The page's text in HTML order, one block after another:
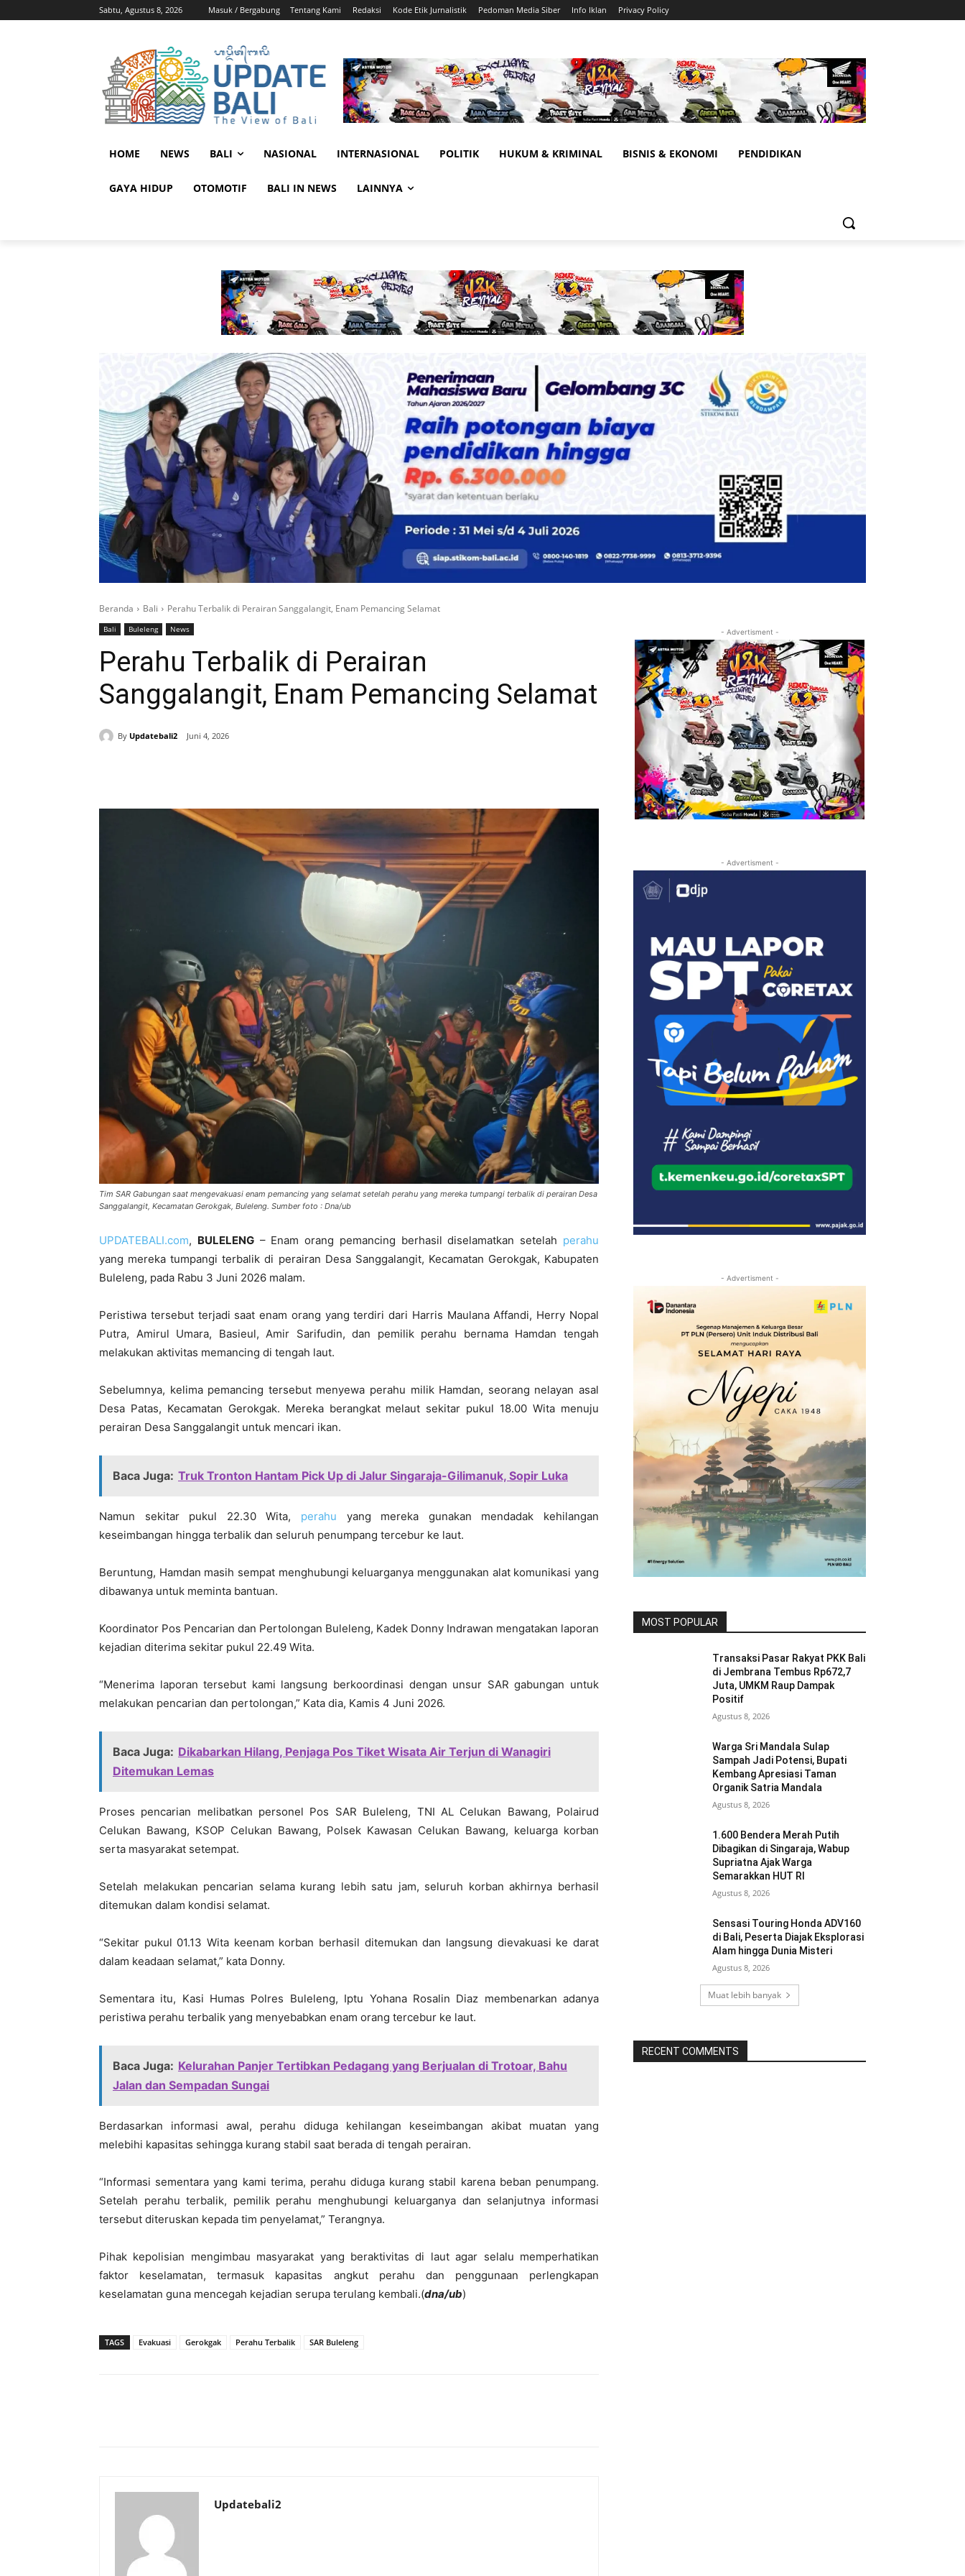
Sabtu, Agustus 8, 2026 Masuk / Bergabung Tentang Kami Redaksi Kode Etik Jurnalistik Pedoman Media Siber Info Iklan Privacy Policy
HOME NEWS BALI NASIONAL INTERNASIONAL POLITIK HUKUM & KRIMINAL BISNIS & EKONOMI PENDIDIKAN
GAYA HIDUP OTOMOTIF BALI IN NEWS LAINNYA
Beranda Bali Perahu Terbalik di Perairan Sanggalangit, Enam Pemancing Selamat
Bali Buleleng News
Perahu Terbalik di Perairan
Sanggalangit, Enam Pemancing Selamat
By Updatebali2 Juni 4, 2026
Tim SAR Gabungan saat mengevakuasi enam pemancing yang selamat setelah perahu yang mereka tumpangi terbalik di perairan Desa
Sanggalangit, Kecamatan Gerokgak, Buleleng. Sumber foto : Dna/ub
UPDATEBALI.com, BULELENG– Enam orang pemancing berhasil diselamatkan setelah perahu
yang mereka tumpangi terbalik di perairan Desa Sanggalangit, Kecamatan Gerokgak, Kabupaten
Buleleng, pada Rabu 3 Juni 2026 malam.
Peristiwa tersebut terjadi saat enam orang yang terdiri dari Harris Maulana Affandi, Herry Nopal
Putra, Amirul Umara, Basieul, Amir Sarifudin, dan pemilik perahu bernama Hamdan tengah
melakukan aktivitas memancing di tengah laut.
Sebelumnya, kelima pemancing tersebut menyewa perahu milik Hamdan, seorang nelayan asal
Desa Patas, Kecamatan Gerokgak. Mereka berangkat melaut sekitar pukul 18.00 Wita menuju
perairan Desa Sanggalangit untuk mencari ikan.
Baca Juga: Truk Tronton Hantam Pick Up di Jalur Singaraja-Gilimanuk, Sopir Luka
Namun sekitar pukul 22.30 Wita, perahu yang mereka gunakan mendadak kehilangan
keseimbangan hingga terbalik dan seluruh penumpang tercebur ke laut.
Beruntung, Hamdan masih sempat menghubungi keluarganya menggunakan alat komunikasi yang
dibawanya untuk meminta bantuan.
Koordinator Pos Pencarian dan Pertolongan Buleleng, Kadek Donny Indrawan mengatakan laporan
kejadian diterima sekitar pukul 22.49 Wita.
“Menerima laporan tersebut kami langsung berkoordinasi dengan unsur SAR gabungan untuk
melakukan pencarian dan pertolongan,” Kata dia, Kamis 4 Juni 2026.
Baca Juga: Dikabarkan Hilang, Penjaga Pos Tiket Wisata Air Terjun di Wanagiri
Ditemukan Lemas
Proses pencarian melibatkan personel Pos SAR Buleleng, TNI AL Celukan Bawang, Polairud
Celukan Bawang, KSOP Celukan Bawang, Polsek Kawasan Celukan Bawang, keluarga korban
serta masyarakat setempat.
Setelah melakukan pencarian selama kurang lebih satu jam, seluruh korban akhirnya berhasil
ditemukan dalam kondisi selamat.
“Sekitar pukul 01.13 Wita keenam korban berhasil ditemukan dan langsung dievakuasi ke darat
dalam keadaan selamat,” kata Donny.
Sementara itu, Kasi Humas Polres Buleleng, Iptu Yohana Rosalin Diaz membenarkan adanya
peristiwa perahu terbalik yang menyebabkan enam orang tercebur ke laut.
Baca Juga: Kelurahan Panjer Tertibkan Pedagang yang Berjualan di Trotoar, Bahu
Jalan dan Sempadan Sungai
Berdasarkan informasi awal, perahu diduga kehilangan keseimbangan akibat muatan yang
melebihi kapasitas sehingga kurang stabil saat berada di tengah perairan.
“Informasi sementara yang kami terima, perahu diduga kurang stabil karena beban penumpang.
Setelah perahu terbalik, pemilik perahu menghubungi keluarganya dan selanjutnya informasi
tersebut diteruskan kepada tim penyelamat,” Terangnya.
Pihak kepolisian mengimbau masyarakat yang beraktivitas di laut agar selalu memperhatikan
faktor keselamatan, termasuk kapasitas angkut perahu dan penggunaan perlengkapan
keselamatan guna mencegah kejadian serupa terulang kembali.(dna/ub)
TAGS Evakuasi Gerokgak Perahu Terbalik SAR Buleleng
Updatebali2
- Advertisment -
- Advertisment -
- Advertisment -
MOST POPULAR
Transaksi Pasar Rakyat PKK Bali
di Jembrana Tembus Rp672,7
Juta, UMKM Raup Dampak
Positif
Agustus 8, 2026
Warga Sri Mandala Sulap
Sampah Jadi Potensi, Bupati
Kembang Apresiasi Taman
Organik Satria Mandala
Agustus 8, 2026
1.600 Bendera Merah Putih
Dibagikan di Singaraja, Wabup
Supriatna Ajak Warga
Semarakkan HUT RI
Agustus 8, 2026
Sensasi Touring Honda ADV160
di Bali, Peserta Diajak Eksplorasi
Alam hingga Dunia Misteri
Agustus 8, 2026
Muat lebih banyak
RECENT COMMENTS